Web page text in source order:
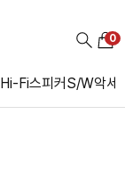
Hi-Fi스피커S/W악세
0